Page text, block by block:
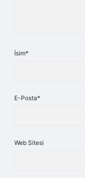
İsim*
E-Posta*
Web Sitesi